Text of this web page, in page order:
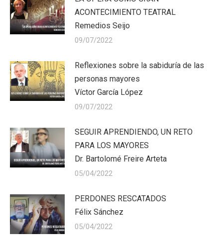
ACONTECIMIENTO TEATRAL
Remedios Seijo
09/07/2022
Reflexiones sobre la sabiduría de las
personas mayores
Víctor García López
09/07/2022
SEGUIR APRENDIENDO, UN RETO
PARA LOS MAYORES
Dr. Bartolomé Freire Arteta
05/04/2022
PERDONES RESCATADOS
Félix Sánchez
05/04/2022